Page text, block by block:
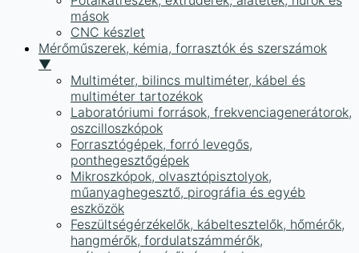
mások
CNC készlet
Mérőműszerek, kémia, forrasztók és szerszámok
▼
Multiméter, bilincs multiméter, kábel és
multiméter tartozékok
Laboratóriumi források, frekvenciagenerátorok,
oszcilloszkópok
Forrasztógépek, forró levegős,
ponthegesztőgépek
Mikroszkópok, olvasztópisztolyok,
műanyaghegesztő, pirográfia és egyéb
eszközök
Feszültségérzékelők, kábeltesztelők, hőmérők,
hangmérők, fordulatszámmérők,